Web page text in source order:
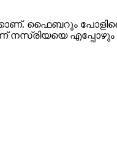
ഫൈബറും
നസ്രിയയെ എപ്പോഴും